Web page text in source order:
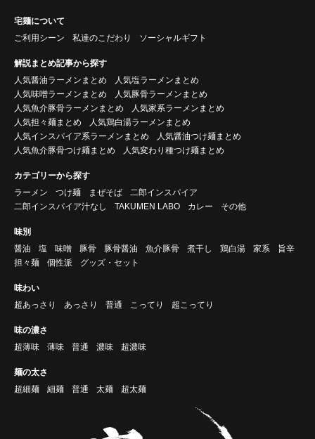
宅麺について
ご利用シーン
私達のこだわり ソーシャルギフト
解説まとめ記事から探す
人気醤油ラーメンまとめ
人気塩ラーメンまとめ
人気味噌ラーメンまとめ
人気豚骨ラーメンまとめ
人気魚介豚骨ラーメンまとめ
人気家系ラーメンまとめ
人気担々麺まとめ
人気鶏白湯ラーメンまとめ
人気インスパイア系ラーメンまとめ
人気醤油つけ麺まとめ
人気魚介豚骨つけ麺まとめ
人気変わり種つけ麺まとめ
カテゴリーから探す
ラーメン
つけ麺 まぜそば
二郎インスパイア
二郎インスパイア汁なし
TAKUMEN LABO カレー その他
味別
醤油
塩 味噌 豚骨 豚骨醤油 魚介豚骨 煮干し 鶏白湯 家系
旨辛
担々麺
個性派 グッズ・セット
味わい
超あっさり
あっさり 普通 こってり 超こってり
味の濃さ
超薄味
薄味 普通 濃味 超濃味
麺の太さ
超細麺
細麺 普通 太麺 超太麺